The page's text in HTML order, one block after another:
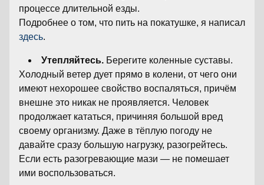
процессе длительной езды.
Подробнее о том, что пить на покатушке, я написал
здесь.
Утепляйтесь. Берегите коленные суставы.
Холодный ветер дует прямо в колени, от чего они
имеют нехорошее свойство воспаляться, причём
внешне это никак не проявляется. Человек
продолжает кататься, причиняя большой вред
своему организму. Даже в тёплую погоду не
давайте сразу большую нагрузку, разогрейтесь.
Если есть разогревающие мази — не помешает
ими воспользоваться.